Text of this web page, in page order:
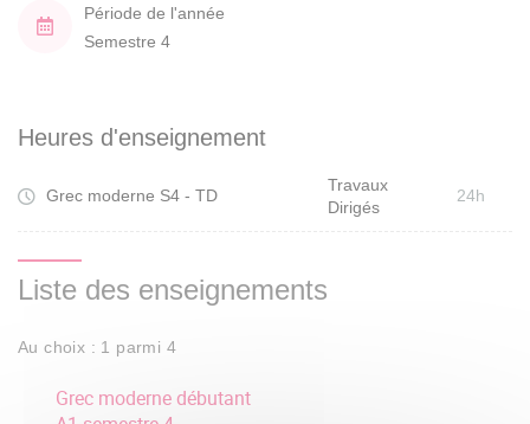
Période de l'année
Semestre 4
Heures d'enseignement
Grec moderne S4 - TD
Travaux
Dirigés
24h
Liste des enseignements
Au choix : 1 parmi 4
Grec moderne débutant